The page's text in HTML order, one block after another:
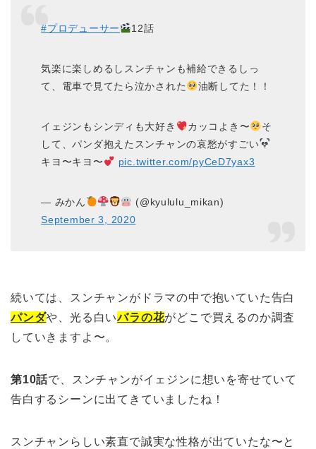
#プロデューサー 12話
気楽に楽しめるしスンチャンも補給できるしっ
て、電車で見てたら泣かされた
油断してた！！
イェジンもシンディも大好き カッコよき〜
そ
して、パンダ抱えたスンチャンの哀愁がすごい
キヨ〜キヨ〜
pic.twitter.com/pyCeD7yax3
— みかん
(@kyululu_mikan)
September 3, 2020
続いては、スンチャンがドラマの中で抱いていた告白
パンダや、光る白いバラの花がどこで買えるのか調査
していきますよ〜。
第10話で、スンチャンがイェジンに想いを寄せていて
告白するシーンに出てきていましたね！
スンチャンらしい素直で誠実な性格が出ていたな〜と